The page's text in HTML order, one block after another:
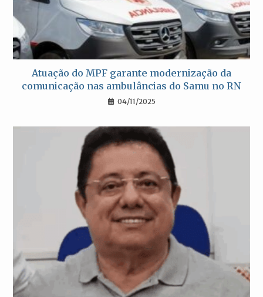
Atuação do MPF garante modernização da
comunicação nas ambulâncias do Samu no RN
04/11/2025